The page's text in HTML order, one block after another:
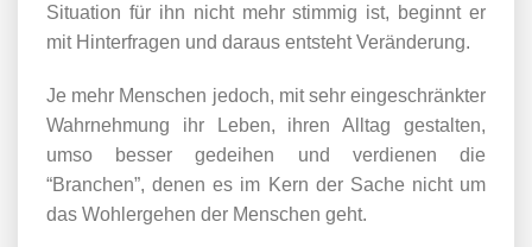
Situation für ihn nicht mehr stimmig ist, beginnt er
mit Hinterfragen und daraus entsteht Veränderung.
Je mehr Menschen jedoch, mit sehr eingeschränkter
Wahrnehmung ihr Leben, ihren Alltag gestalten,
umso besser gedeihen und verdienen die
“Branchen”, denen es im Kern der Sache nicht um
das Wohlergehen der Menschen geht.